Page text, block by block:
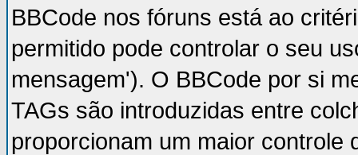
BBCode nos fóruns está ao
permitido pode controlar o seu
mensagem'). O BBCode por si
TAGs são introduzidas entre
proporcionam um maior controle